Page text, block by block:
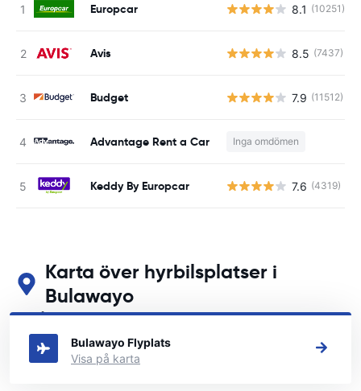
Europcar 8.1 (10251)
Avis 8.5 (7437)
Budget 7.9 (11512)
Advantage Rent a Car Inga omdömen
Keddy By Europcar 7.6 (4319)
Karta över hyrbilsplatser i
Bulawayo
Se våra huvudsakliga biluthyrningsplatser i Bulawayo
Bulawayo Flyplats
Visa på karta